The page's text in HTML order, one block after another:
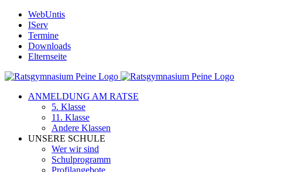
Zum
Inhalt
springen
WebUntis
IServ
Termine
Downloads
Elternseite
ANMELDUNG AM RATSE
5. Klasse
11. Klasse
Andere Klassen
UNSERE SCHULE
Wer wir sind
Schulprogramm
Profilangebote